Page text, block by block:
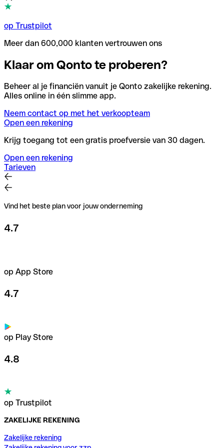
op Trustpilot
Meer dan 600,000 klanten vertrouwen ons
Klaar om Qonto te proberen?
Beheer al je financiën vanuit je Qonto zakelijke rekening.
Alles online in één slimme app.
Neem contact op met het verkoopteam
Open een rekening
Krijg toegang tot een gratis proefversie van 30 dagen.
Open een rekening
Tarieven
Vind het beste plan voor jouw onderneming
4.7
op App Store
4.7
op Play Store
4.8
op Trustpilot
ZAKELIJKE REKENING
Zakelijke rekening